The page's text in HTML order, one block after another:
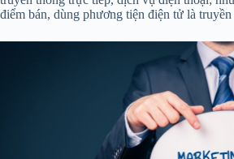
điểm bán, dùng phương tiện điện tử là